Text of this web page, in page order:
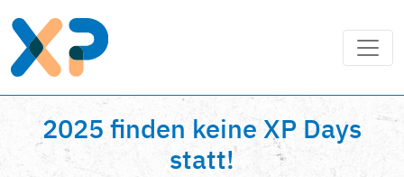
2025 finden keine XP Days
statt!